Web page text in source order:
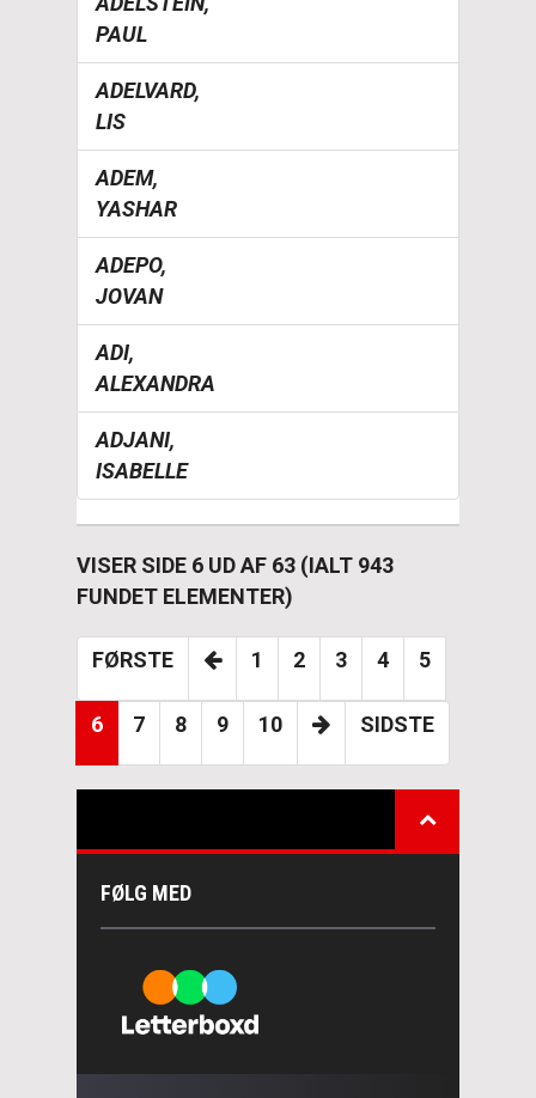
PAUL
ADELVARD,
LIS
ADEM,
YASHAR
ADEPO,
JOVAN
ADI,
ALEXANDRA
ADJANI,
ISABELLE
VISER SIDE 6 UD AF 63 (IALT 943
FUNDET ELEMENTER)
FØRSTE 1 2 3 4 5
6 7 8 9 10 SIDSTE
FØLG MED